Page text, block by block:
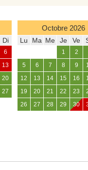
Di
6
13
20
27
Octobre 2026
Lu Ma Me Je Ve
1 2
5 6 7 8 9
12 13 14 15 16
19 20 21 22 23
26 27 28 29 30